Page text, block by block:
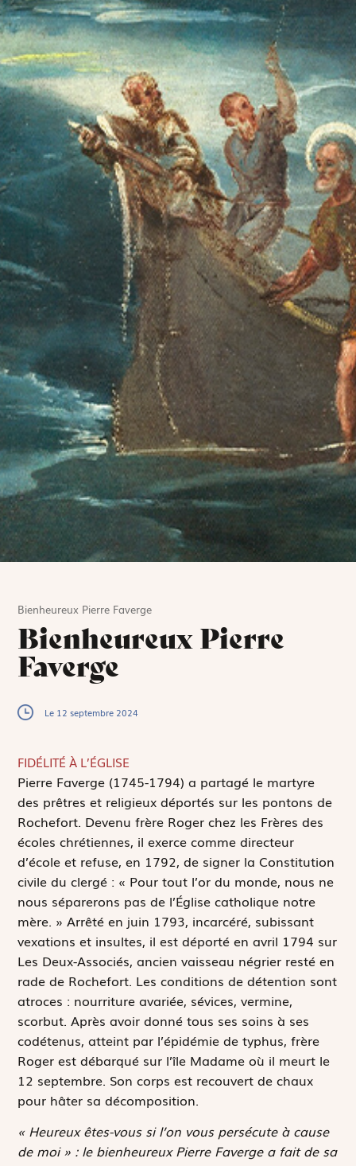
Bienheureux Pierre Faverge
Bienheureux Pierre
Faverge
Le 12 septembre 2024
FIDÉLITÉ À L’ÉGLISE
Pierre Faverge (1745-1794) a partagé le martyre
des prêtres et religieux déportés sur les pontons de
Rochefort. Devenu frère Roger chez les Frères des
écoles chrétiennes, il exerce comme directeur
d’école et refuse, en 1792, de signer la Constitution
civile du clergé : « Pour tout l’or du monde, nous ne
nous séparerons pas de l’Église catholique notre
mère. » Arrêté en juin 1793, incarcéré, subissant
vexations et insultes, il est déporté en avril 1794 sur
Les Deux-Associés, ancien vaisseau négrier resté en
rade de Rochefort. Les conditions de détention sont
atroces : nourriture avariée, sévices, vermine,
scorbut. Après avoir donné tous ses soins à ses
codétenus, atteint par l’épidémie de typhus, frère
Roger est débarqué sur l’île Madame où il meurt le
12 septembre. Son corps est recouvert de chaux
pour hâter sa décomposition.
« Heureux êtes-vous si l’on vous persécute à cause
de moi » : le bienheureux Pierre Faverge a fait de sa